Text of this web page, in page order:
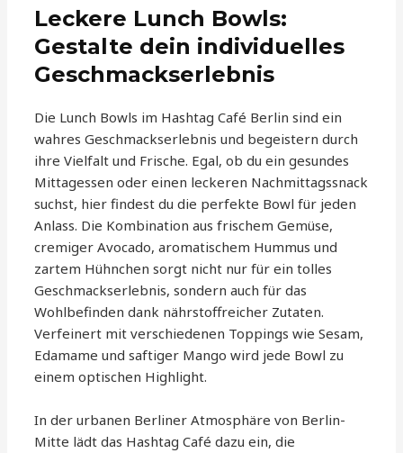
Leckere Lunch Bowls:
Gestalte dein individuelles
Geschmackserlebnis
Die Lunch Bowls im Hashtag Café Berlin sind ein
wahres Geschmackserlebnis und begeistern durch
ihre Vielfalt und Frische. Egal, ob du ein gesundes
Mittagessen oder einen leckeren Nachmittagssnack
suchst, hier findest du die perfekte Bowl für jeden
Anlass. Die Kombination aus frischem Gemüse,
cremiger Avocado, aromatischem Hummus und
zartem Hühnchen sorgt nicht nur für ein tolles
Geschmackserlebnis, sondern auch für das
Wohlbefinden dank nährstoffreicher Zutaten.
Verfeinert mit verschiedenen Toppings wie Sesam,
Edamame und saftiger Mango wird jede Bowl zu
einem optischen Highlight.
In der urbanen Berliner Atmosphäre von Berlin-
Mitte lädt das Hashtag Café dazu ein, die